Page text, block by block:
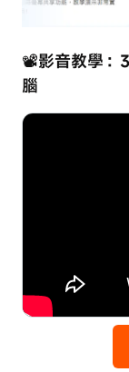
📽️影音教學：
腦